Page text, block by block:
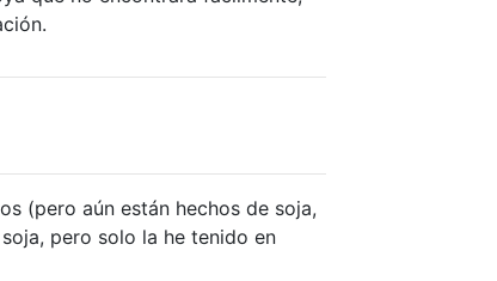
(pero aún están hechos de soja,
pero solo la he tenido en